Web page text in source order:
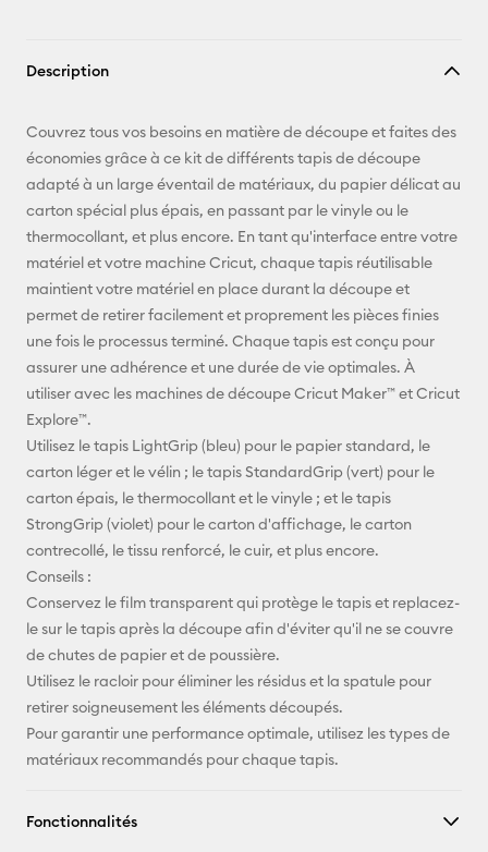
Description
Couvrez tous vos besoins en matière de découpe et faites des
économies grâce à ce kit de différents tapis de découpe
adapté à un large éventail de matériaux, du papier délicat au
carton spécial plus épais, en passant par le vinyle ou le
thermocollant, et plus encore. En tant qu'interface entre votre
matériel et votre machine Cricut, chaque tapis réutilisable
maintient votre matériel en place durant la découpe et
permet de retirer facilement et proprement les pièces finies
une fois le processus terminé. Chaque tapis est conçu pour
assurer une adhérence et une durée de vie optimales. À
utiliser avec les machines de découpe Cricut Maker™️ et Cricut
Explore™️.
Utilisez le tapis LightGrip (bleu) pour le papier standard, le
carton léger et le vélin ; le tapis StandardGrip (vert) pour le
carton épais, le thermocollant et le vinyle ; et le tapis
StrongGrip (violet) pour le carton d'affichage, le carton
contrecollé, le tissu renforcé, le cuir, et plus encore.
Conseils :
Conservez le film transparent qui protège le tapis et replacez-
le sur le tapis après la découpe afin d'éviter qu'il ne se couvre
de chutes de papier et de poussière.
Utilisez le racloir pour éliminer les résidus et la spatule pour
retirer soigneusement les éléments découpés.
Pour garantir une performance optimale, utilisez les types de
matériaux recommandés pour chaque tapis.
Fonctionnalités